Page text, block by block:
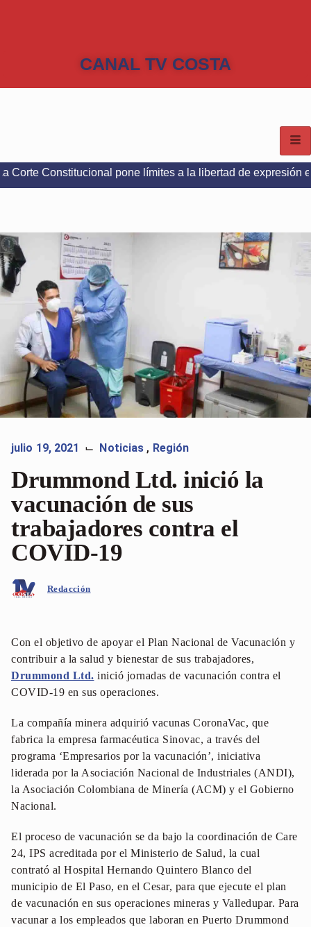
CANAL TV COSTA
pone límites a la libertad de expresión en redes
julio 19, 2021 ⌙ Noticias , Región
Drummond Ltd. inició la
vacunación de sus
trabajadores contra el
COVID-19
Redacción
Con el objetivo de apoyar el Plan Nacional de Vacunación y
contribuir a la salud y bienestar de sus trabajadores,
Drummond Ltd. inició jornadas de vacunación contra el
COVID-19 en sus operaciones.
La compañía minera adquirió vacunas CoronaVac, que
fabrica la empresa farmacéutica Sinovac, a través del
programa ‘Empresarios por la vacunación’, iniciativa
liderada por la Asociación Nacional de Industriales (ANDI),
la Asociación Colombiana de Minería (ACM) y el Gobierno
Nacional.
El proceso de vacunación se da bajo la coordinación de Care
24, IPS acreditada por el Ministerio de Salud, la cual
contrató al Hospital Hernando Quintero Blanco del
municipio de El Paso, en el Cesar, para que ejecute el plan
de vacunación en sus operaciones mineras y Valledupar. Para
vacunar a los empleados que laboran en Puerto Drummond